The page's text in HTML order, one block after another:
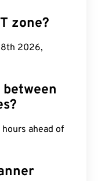
zone?
2026,
ahead of